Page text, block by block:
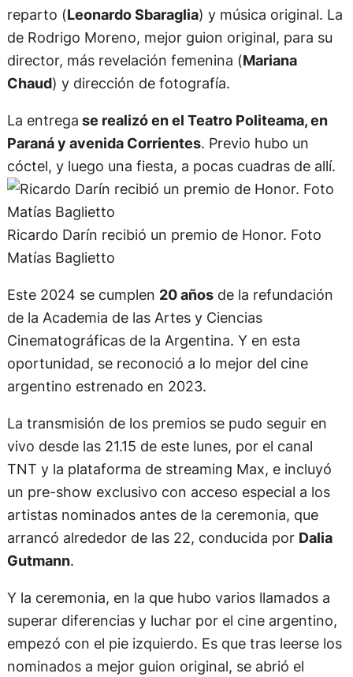
reparto (Leonardo Sbaraglia) y música original. La
de Rodrigo Moreno, mejor guion original, para su
director, más revelación femenina (Mariana
Chaud) y dirección de fotografía.
La entrega se realizó en el Teatro Politeama, en
Paraná y avenida Corrientes. Previo hubo un
cóctel, y luego una fiesta, a pocas cuadras de allí.
Ricardo Darín recibió un premio de Honor. Foto
Matías Baglietto
Este 2024 se cumplen 20 añosde la refundación
de la Academia de las Artes y Ciencias
Cinematográficas de la Argentina. Y en esta
oportunidad, se reconoció a lo mejor del cine
argentino estrenado en 2023.
La transmisión de los premios se pudo seguir en
vivo desde las 21.15 de este lunes, por el canal
TNT y la plataforma de streaming Max, e incluyó
un pre-show exclusivo con acceso especial a los
artistas nominados antes de la ceremonia, que
arrancó alrededor de las 22, conducida por Dalia
Gutmann.
Y la ceremonia, en la que hubo varios llamados a
superar diferencias y luchar por el cine argentino,
empezó con el pie izquierdo. Es que tras leerse los
nominados a mejor guion original, se abrió el